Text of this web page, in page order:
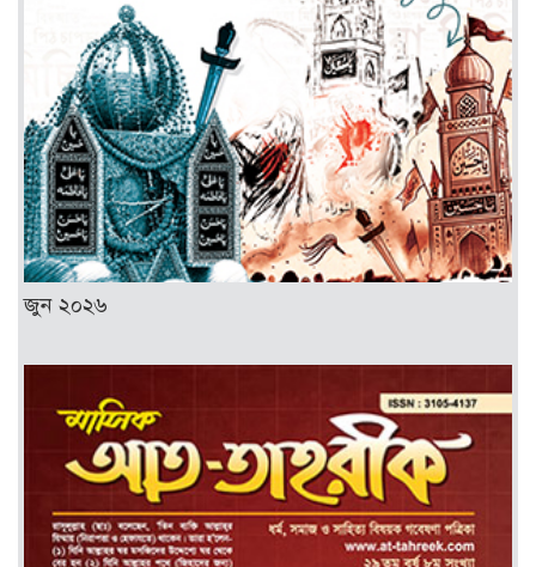
জুন ২০২৬